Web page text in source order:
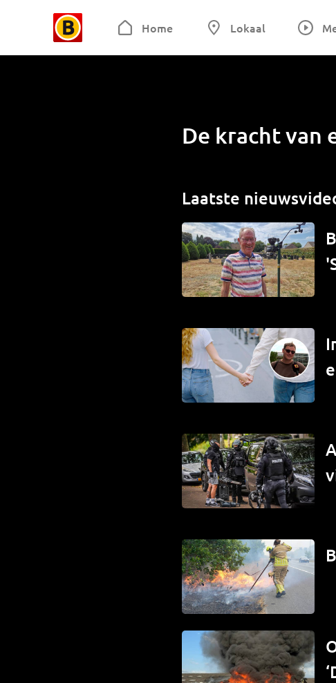
Home Lokaal
De kracht van
Laatste